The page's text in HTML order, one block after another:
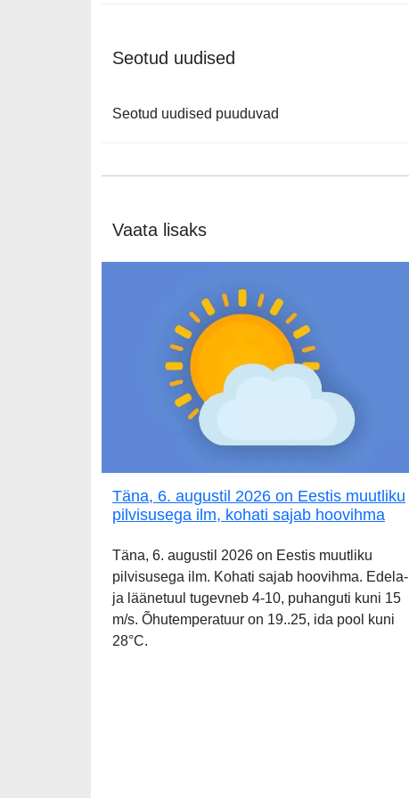
Seotud uudised
Seotud uudised puuduvad
Vaata lisaks
Täna, 6. augustil 2026 on Eestis muutliku
pilvisusega ilm, kohati sajab hoovihma
Täna, 6. augustil 2026 on Eestis muutliku
pilvisusega ilm. Kohati sajab hoovihma. Edela-
ja läänetuul tugevneb 4-10, puhanguti kuni 15
m/s. Õhutemperatuur on 19..25, ida pool kuni
28°C.